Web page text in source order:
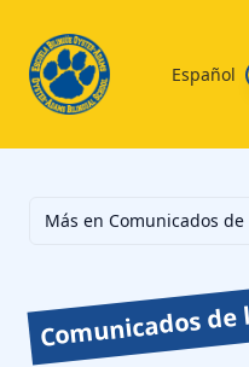
Español
Más en Comunicados
Comunicados